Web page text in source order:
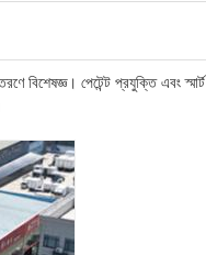
বিশেষজ্ঞ। পেটেন্ট প্রযুক্তি এবং স্মার্ট